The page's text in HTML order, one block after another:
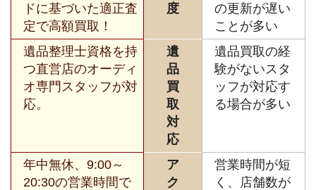
ドに基づいた適正査
定で高額買取！
度
の更新が遅い
ことが多い
遺品整理士資格を持
つ直営店のオーディ
オ専門スタッフが対
応。
遺
品
買
取
対
応
遺品買取の経
験がないスタ
ッフが対応す
る場合が多い
年中無休、9:00～
20:30の営業時間で
ア
ク
営業時間が短
く、店舗数が